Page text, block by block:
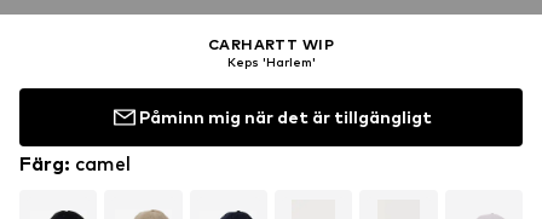
CARHARTT WIP
Keps 'Harlem'
Påminn mig när det är tillgängligt
Färg: camel